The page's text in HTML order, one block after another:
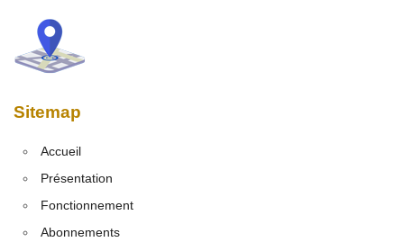
Sitemap
Accueil
Présentation
Fonctionnement
Abonnements